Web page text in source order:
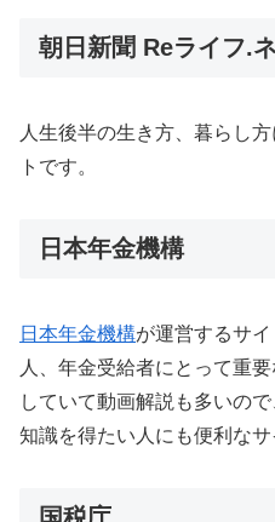
朝日新聞 Reライフ.
人生後半の生き方、暮らし
トです。
日本年金機構
日本年金機構が運営するサ
人、年金受給者にとって重
していて動画解説も多いの
知識を得たい人にも便利なサ